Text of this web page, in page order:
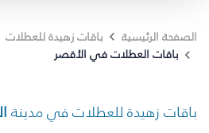
الصفحة الرئيسية باقات زهيدة للعطلات
باقات العطلات في الأقصر
باقات زهيدة للعطلات في مدينة